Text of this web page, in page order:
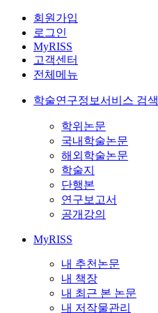
회원가입
로그인
MyRISS
고객센터
전체메뉴
학술연구정보서비스 검색
학위논문
국내학술논문
해외학술논문
학술지
단행본
연구보고서
공개강의
MyRISS
내 추천논문
내 책장
내 최근 본 논문
내 저작물관리